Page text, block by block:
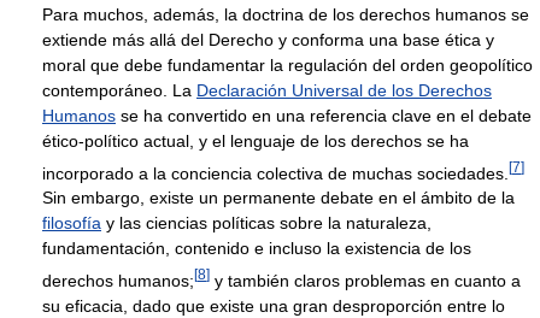
Para muchos, además, la doctrina de los derechos humanos se
extiende más allá del Derecho y conforma una base ética y
moral que debe fundamentar la regulación del orden geopolítico
contemporáneo. La Declaración Universal de los Derechos
Humanos se ha convertido en una referencia clave en el debate
ético-político actual, y el lenguaje de los derechos se ha
incorporado a la conciencia colectiva de muchas sociedades. [7]
Sin embargo, existe un permanente debate en el ámbito de la
filosofía y las ciencias políticas sobre la naturaleza,
fundamentación, contenido e incluso la existencia de los
derechos humanos; [8] y también claros problemas en cuanto a
su eficacia, dado que existe una gran desproporción entre lo